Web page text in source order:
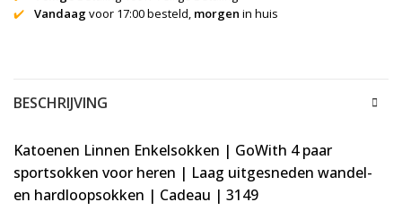
✔️
Vandaagvoor 17:00 besteld, morgen in huis
BESCHRIJVING
Katoenen Linnen Enkelsokken | GoWith 4 paar
sportsokken voor heren | Laag uitgesneden wandel-
en hardloopsokken | Cadeau | 3149